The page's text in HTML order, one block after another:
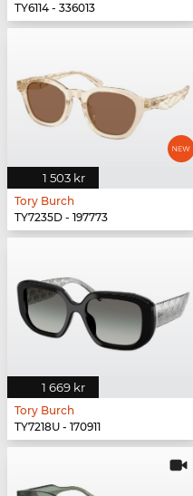
TY6114 - 336013
1 503 kr
Tory Burch
TY7235D - 197773
1 669 kr
Tory Burch
TY7218U - 170911